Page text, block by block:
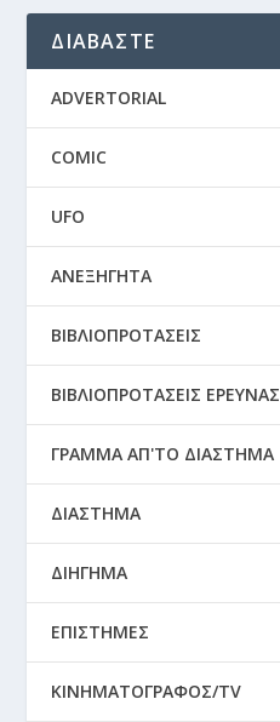
ΔΙΑΒΑΣΤΕ
ADVERTORIAL
COMIC
UFO
ΑΝΕΞΗΓΗΤΑ
ΒΙΒΛΙΟΠΡΟΤΑΣΕΙΣ
ΒΙΒΛΙΟΠΡΟΤΑΣΕΙΣ ΕΡΕΥΝΑΣ
ΓΡΑΜΜΑ ΑΠ'ΤΟ ΔΙΑΣΤΗΜΑ
ΔΙΑΣΤΗΜΑ
ΔΙΗΓΗΜΑ
ΕΠΙΣΤΗΜΕΣ
ΚΙΝΗΜΑΤΟΓΡΑΦΟΣ/TV